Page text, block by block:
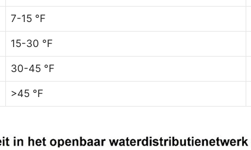
7-15 °F
15-30 °F
30-45 °F
>45 °F